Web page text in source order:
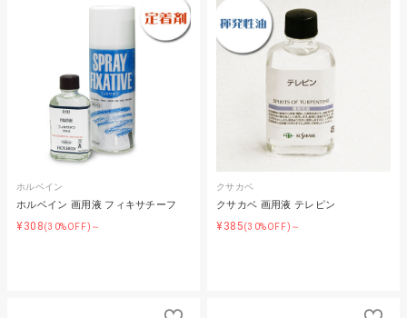
ホルベイン
ホルベイン 画用液 フィキサチーフ
¥308(30%OFF)～
クサカベ
クサカベ 画用液 テレピン
¥385(30%OFF)～